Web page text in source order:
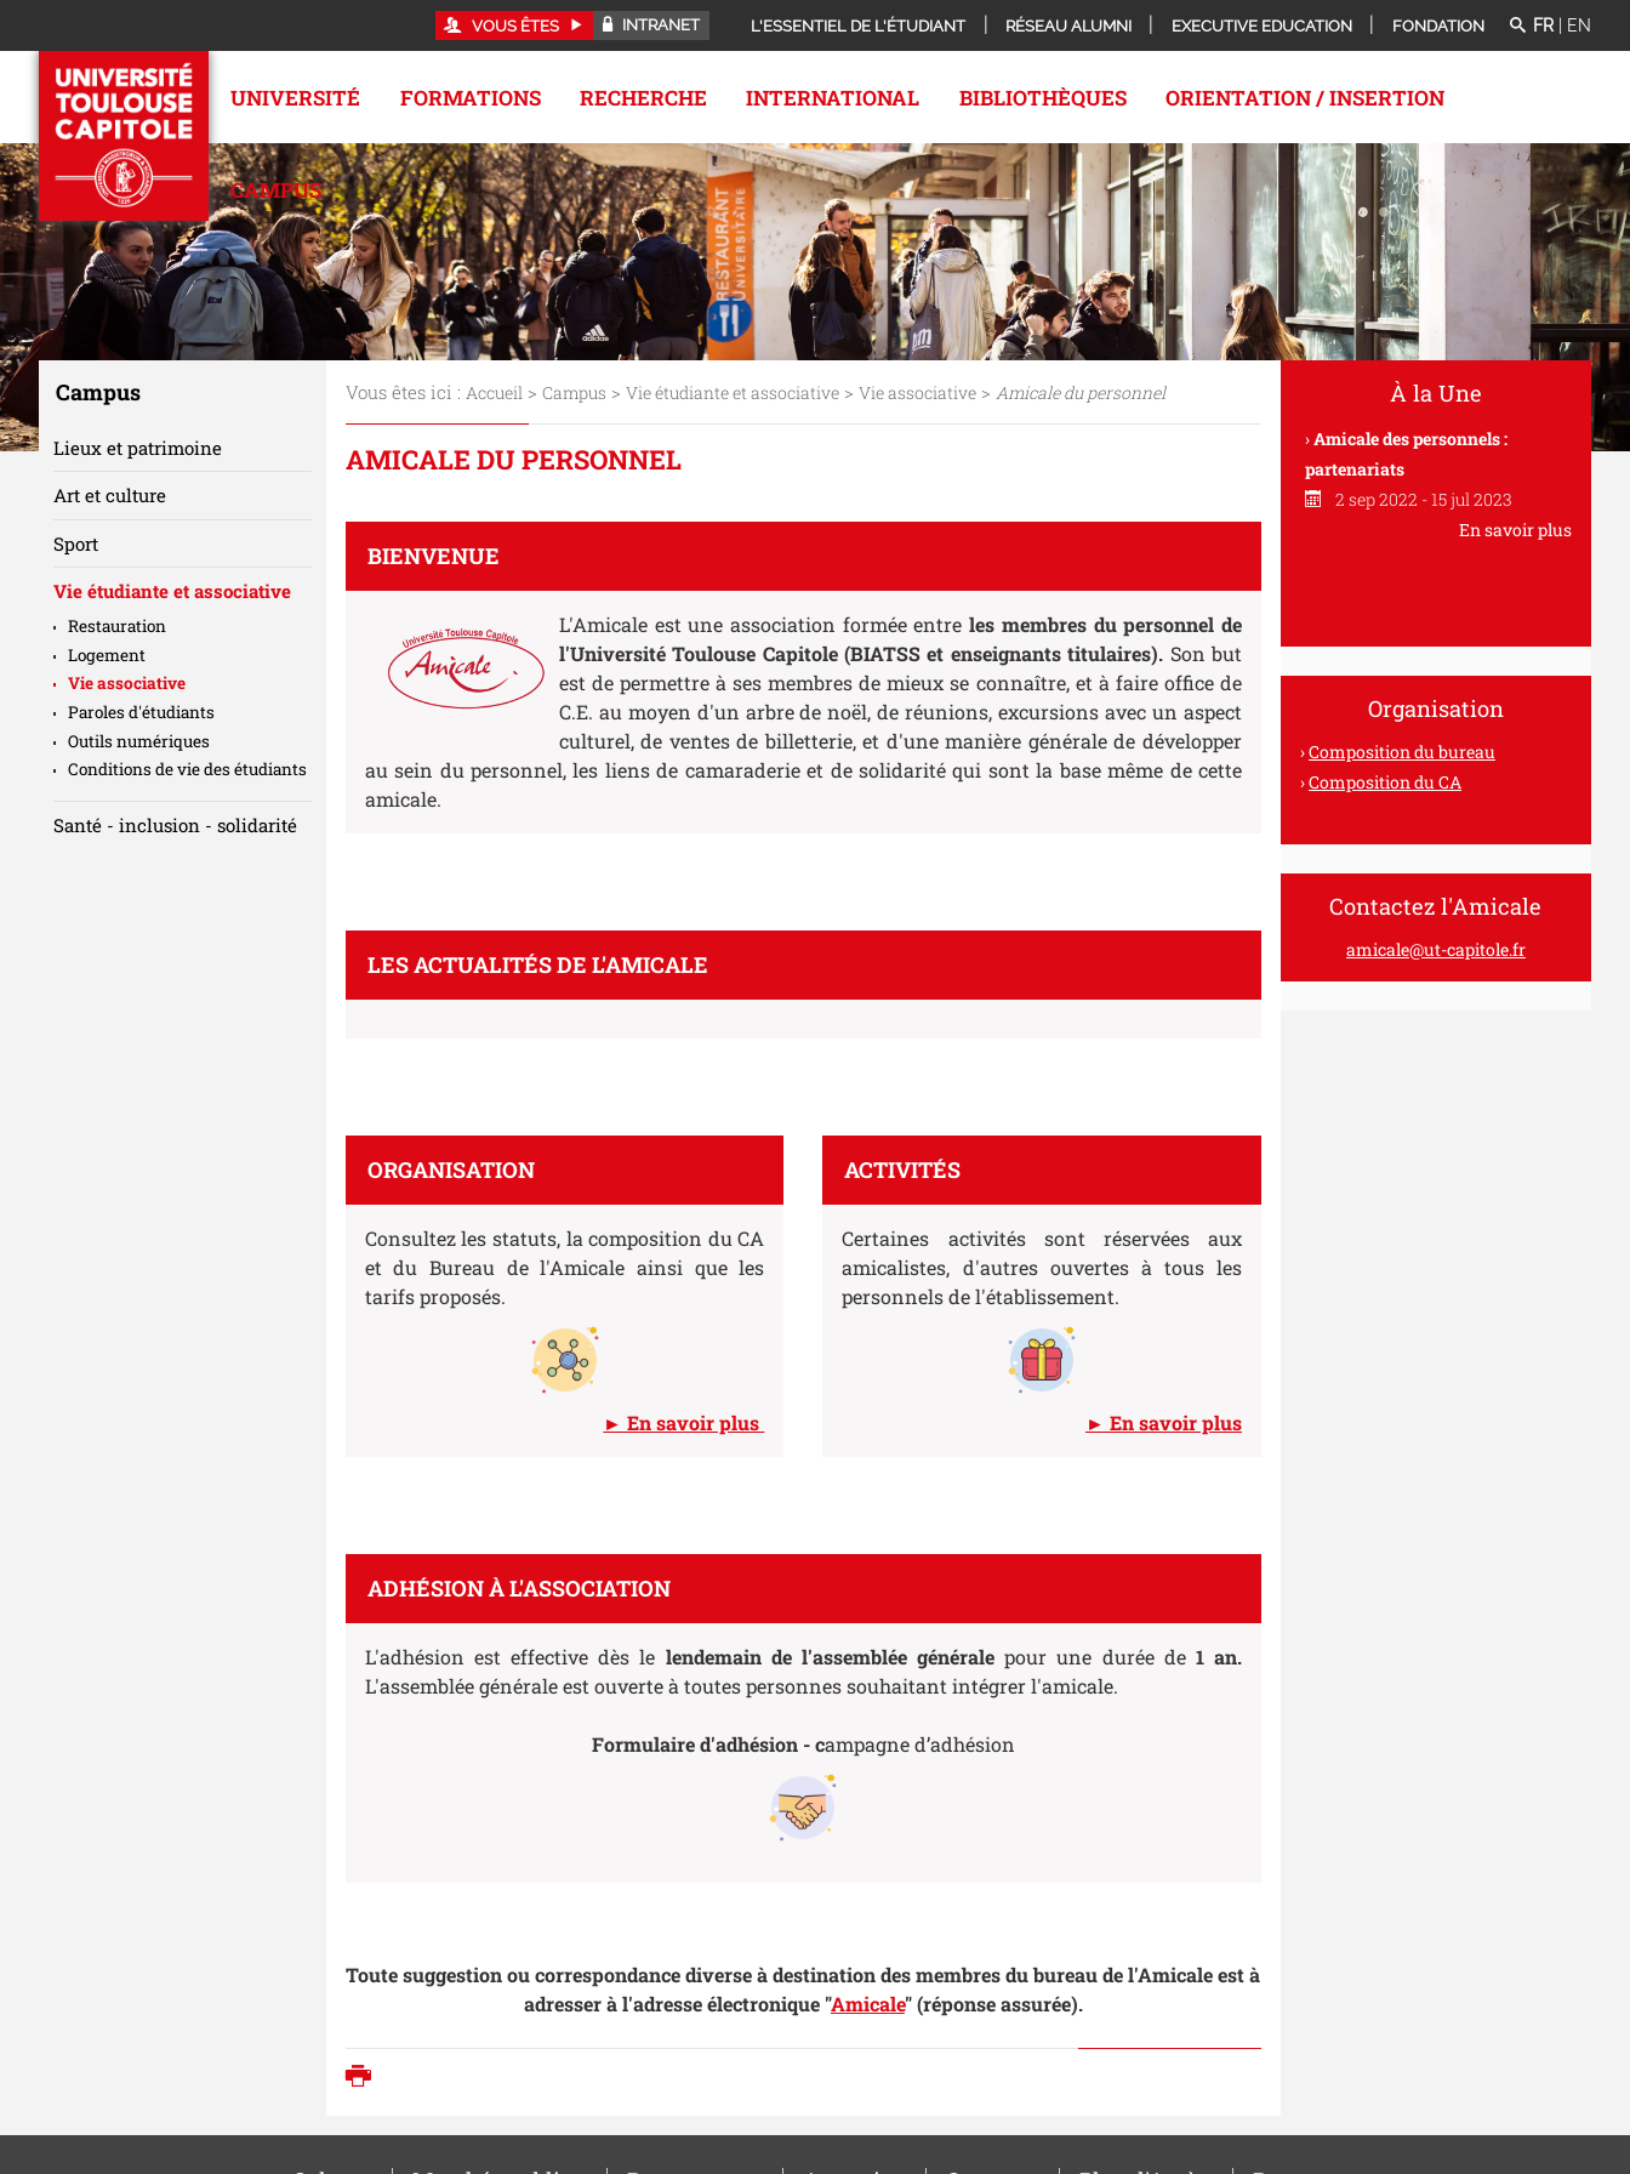
VOUS ÊTES INTRANET L'ESSENTIEL DE L'ÉTUDIANT RÉSEAU ALUMNI EXECUTIVE EDUCATION FONDATION FR EN
UNIVERSITÉ FORMATIONS RECHERCHE INTERNATIONAL BIBLIOTHÈQUES ORIENTATION / INSERTION
CAMPUS
Vous êtes ici : Accueil> Campus > Vie étudiante et associative> Vie associative> Amicale du personnel
AMICALE DU PERSONNEL
BIENVENUE
L'Amicale est une association formée entreles membres du personnel de
l'Université Toulouse Capitole (BIATSS et enseignants titulaires). Son but
est de permettre à ses membres de mieux se connaître, et à faire office de
C.E. au moyen d'un arbre de noël, de réunions, excursions avec un aspect
culturel, de ventes de billetterie, et d'une manière générale de développer
au sein du personnel, les liens de camaraderie et de solidarité qui sont la base même de cette
amicale.
LES ACTUALITÉS DE L'AMICALE
ORGANISATION
Consultez les statuts, la composition du CA
et du Bureau de l'Amicale ainsi que les
tarifs proposés.
► En savoir plus
ACTIVITÉS
Certaines activités sont réservées aux
amicalistes, d'autres ouvertes à tous les
personnels de l'établissement.
► En savoir plus
ADHÉSION À L'ASSOCIATION
L'adhésion est effective dès le lendemain de l'assemblée générale pour une durée de 1 an.
L'assemblée générale est ouverte à toutes personnes souhaitant intégrer l'amicale.
Formulaire d'adhésion - campagne d’adhésion
Toute suggestion ou correspondance diverse à destination des membres du bureau de l'Amicale est à
adresser à l'adresse électronique "Amicale" (réponse assurée).
À la Une
Amicale des personnels :
partenariats
2 sep 2022 - 15 jul 2023
En savoir plus
Organisation
Composition du bureau
Composition du CA
Contactez l'Amicale
amicale@ut-capitole.fr
Campus
Lieux et patrimoine
Art et culture
Sport
Vie étudiante et associative
Restauration
Logement
Vie associative
Paroles d'étudiants
Outils numériques
Conditions de vie des étudiants
Santé - inclusion - solidarité